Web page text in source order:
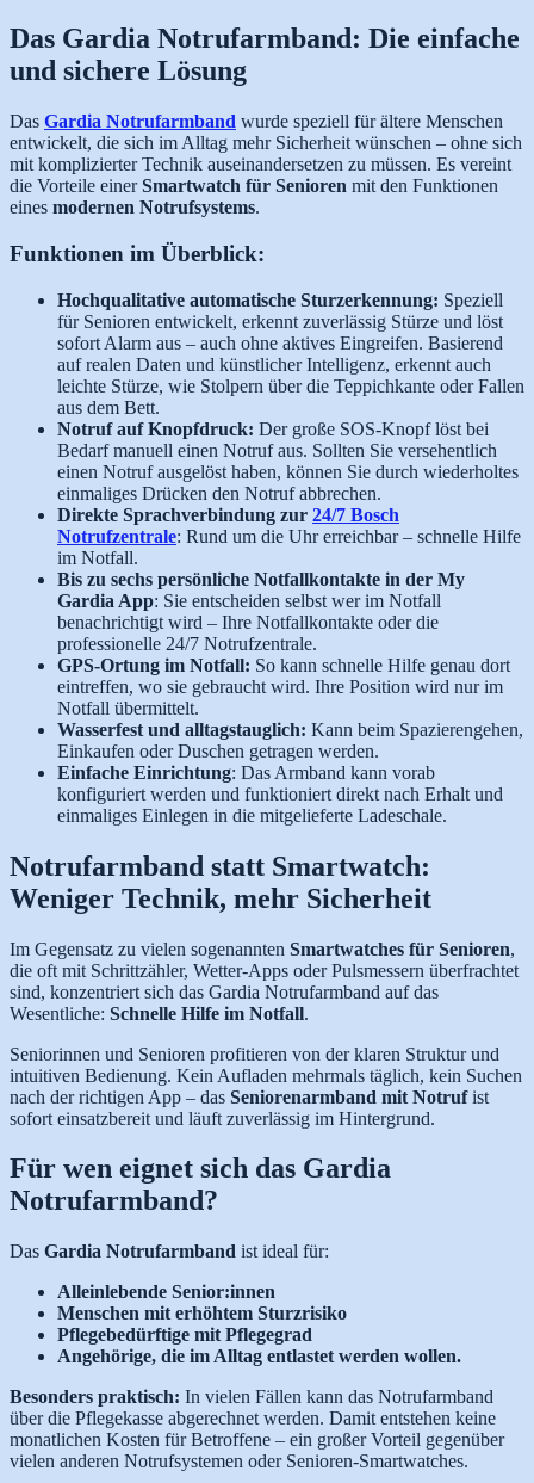
Das Gardia Notrufarmband: Die einfache
und sichere Lösung
Das Gardia Notrufarmband wurde speziell für ältere Menschen
entwickelt, die sich im Alltag mehr Sicherheit wünschen – ohne sich
mit komplizierter Technik auseinandersetzen zu müssen. Es vereint
die Vorteile einerSmartwatch für Senioren mit den Funktionen
eines modernen Notrufsystems.
Funktionen im Überblick:
Hochqualitative automatische Sturzerkennung: Speziell
für Senioren entwickelt, erkennt zuverlässig Stürze und löst
sofort Alarm aus – auch ohne aktives Eingreifen. Basierend
auf realen Daten und künstlicher Intelligenz, erkennt auch
leichte Stürze, wie Stolpern über die Teppichkante oder Fallen
aus dem Bett.
Notruf auf Knopfdruck: Der große SOS-Knopf löst bei
Bedarf manuell einen Notruf aus. Sollten Sie versehentlich
einen Notruf ausgelöst haben, können Sie durch wiederholtes
einmaliges Drücken den Notruf abbrechen.
Direkte Sprachverbindung zur 24/7 Bosch
Notrufzentrale: Rund um die Uhr erreichbar – schnelle Hilfe
im Notfall.
Bis zu sechs persönliche Notfallkontakte in der My
Gardia App: Sie entscheiden selbst wer im Notfall
benachrichtigt wird – Ihre Notfallkontakte oder die
professionelle 24/7 Notrufzentrale.
GPS-Ortung im Notfall: So kann schnelle Hilfe genau dort
eintreffen, wo sie gebraucht wird. Ihre Position wird nur im
Notfall übermittelt.
Wasserfest und alltagstauglich: Kann beim Spazierengehen,
Einkaufen oder Duschen getragen werden.
Einfache Einrichtung: Das Armband kann vorab
konfiguriert werden und funktioniert direkt nach Erhalt und
einmaliges Einlegen in die mitgelieferte Ladeschale.
Notrufarmband statt Smartwatch:
Weniger Technik, mehr Sicherheit
Im Gegensatz zu vielen sogenannten Smartwatches für Senioren,
die oft mit Schrittzähler, Wetter-Apps oder Pulsmessern überfrachtet
sind, konzentriert sich das Gardia Notrufarmband auf das
Wesentliche: Schnelle Hilfe im Notfall.
Seniorinnen und Senioren profitieren von der klaren Struktur und
intuitiven Bedienung. Kein Aufladen mehrmals täglich, kein Suchen
nach der richtigen App – das Seniorenarmband mit Notrufist
sofort einsatzbereit und läuft zuverlässig im Hintergrund.
Für wen eignet sich das Gardia
Notrufarmband?
Das Gardia Notrufarmband ist ideal für:
Alleinlebende Senior:innen
Menschen mit erhöhtem Sturzrisiko
Pflegebedürftige mit Pflegegrad
Angehörige, die im Alltag entlastet werden wollen.
Besonders praktisch: In vielen Fällen kann das Notrufarmband
über die Pflegekasse abgerechnet werden. Damit entstehen keine
monatlichen Kosten für Betroffene – ein großer Vorteil gegenüber
vielen anderen Notrufsystemen oder Senioren-Smartwatches.